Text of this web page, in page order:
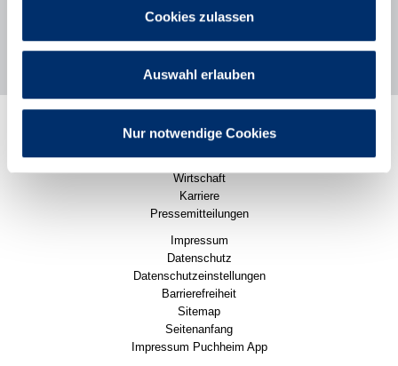
Cookies zulassen
Auswahl erlauben
Nur notwendige Cookies
Rathaus
Stadtleben
Politik
Wirtschaft
Karriere
Pressemitteilungen
Impressum
Datenschutz
Datenschutzeinstellungen
Barrierefreiheit
Sitemap
Seitenanfang
Impressum Puchheim App